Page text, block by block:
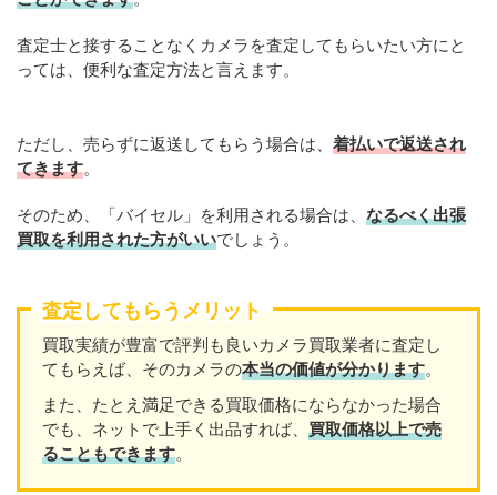
査定士と接することなくカメラを査定してもらいたい方にと
っては、便利な査定方法と言えます。
ただし、売らずに返送してもらう場合は、 着払いで返送され
てきます。
そのため、「バイセル」を利用される場合は、 なるべく出張
買取を利用された方がいいでしょう。
査定してもらうメリット
買取実績が豊富で評判も良いカメラ買取業者に査定し
てもらえば、そのカメラの本当の価値が分かります。
また、たとえ満足できる買取価格にならなかった場合
でも、ネットで上手く出品すれば、 買取価格以上で売
ることもできます。